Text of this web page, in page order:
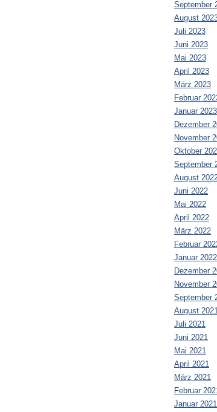
September
August
Juli 2023
Juni 2023
Mai 2023
April 2023
März 2023
Februar
Januar 2023
Dezember
November
Oktober
September
August
Juni 2022
Mai 2022
April 2022
März 2022
Februar
Januar 2022
Dezember
November
September
August
Juli 2021
Juni 2021
Mai 2021
April 2021
März 2021
Februar
Januar 2021